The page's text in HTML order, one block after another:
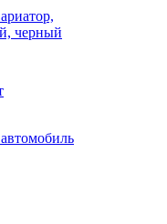
черный